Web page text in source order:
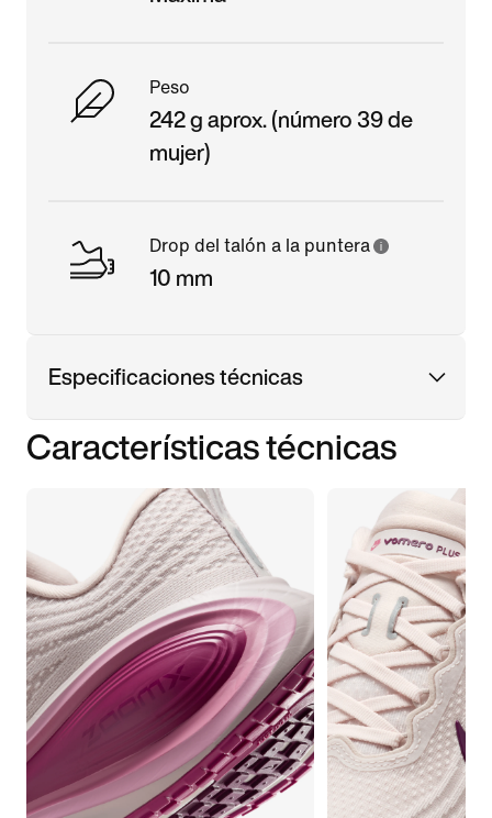
Peso
242 g aprox. (número 39 de
mujer)
Drop del talón a la puntera
10 mm
Especificaciones técnicas
Características técnicas